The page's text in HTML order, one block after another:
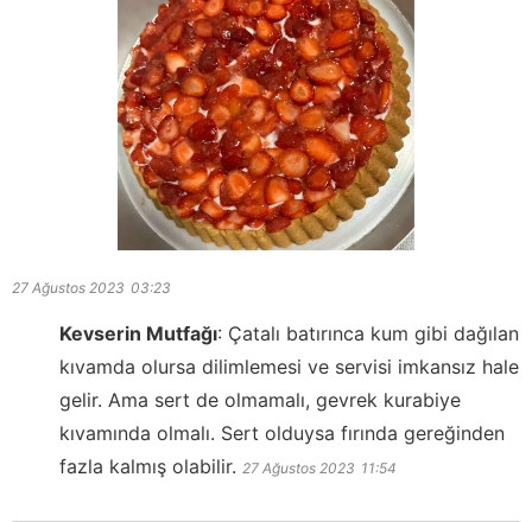
27 Ağustos 2023 03:23
Kevserin Mutfağı: Çatalı batırınca kum gibi dağılan
kıvamda olursa dilimlemesi ve servisi imkansız hale
gelir. Ama sert de olmamalı, gevrek kurabiye
kıvamında olmalı. Sert olduysa fırında gereğinden
fazla kalmış olabilir. 27 Ağustos 2023 11:54